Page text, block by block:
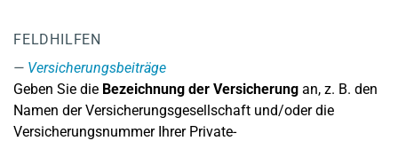
FELDHILFEN
Versicherungsbeiträge
Geben Sie die Bezeichnung der Versicherung an, z. B. den
Namen der Versicherungsgesellschaft und/oder die
Versicherungsnummer Ihrer Private-